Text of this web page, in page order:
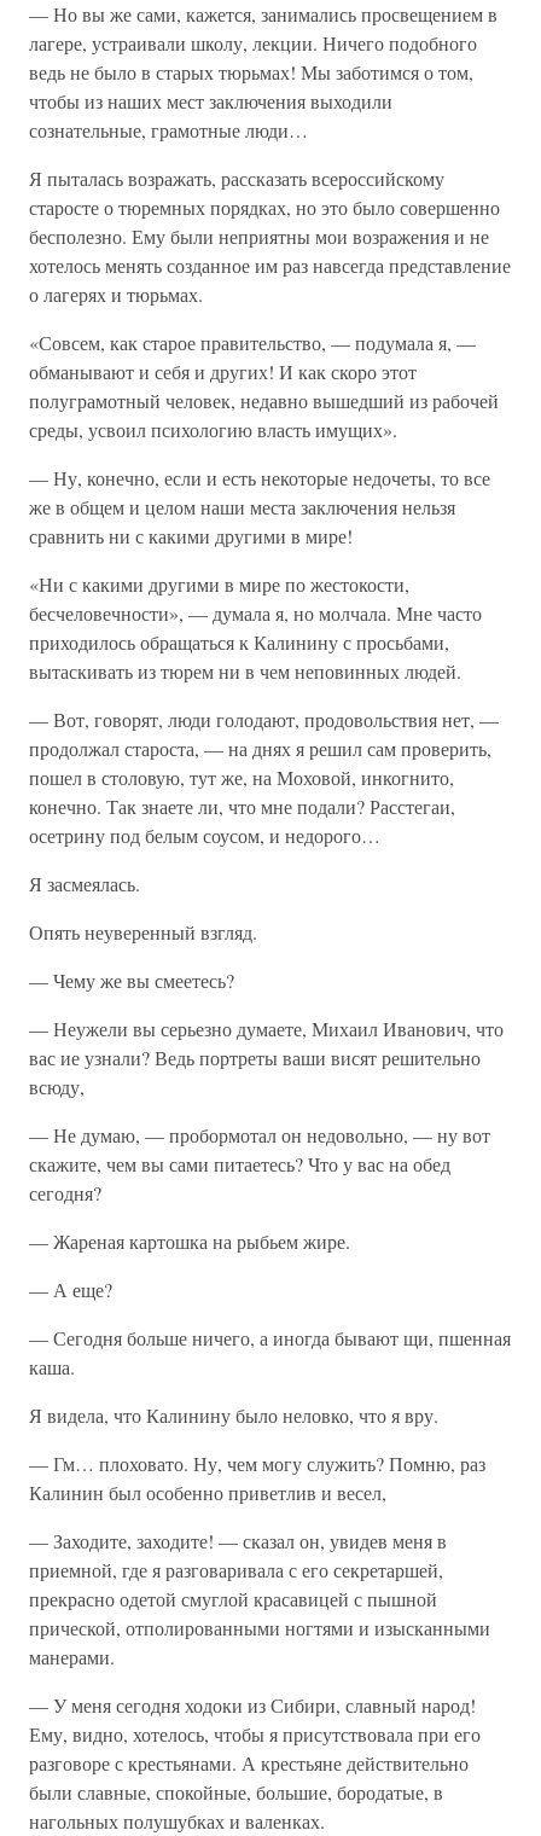
— Но вы же сами, кажется, занимались просвещением в
лагере, устраивали школу, лекции. Ничего подобного
ведь не было в старых тюрьмах! Мы заботимся о том,
чтобы из наших мест заключения выходили
сознательные, грамотные люди…
Я пыталась возражать, рассказать всероссийскому
старосте о тюремных порядках, но это было совершенно
бесполезно. Ему были неприятны мои возражения и не
хотелось менять созданное им раз навсегда представление
о лагерях и тюрьмах.
«Совсем, как старое правительство, — подумала я, —
обманывают и себя и других! И как скоро этот
полуграмотный человек, недавно вышедший из рабочей
среды, усвоил психологию власть имущих».
— Ну, конечно, если и есть некоторые недочеты, то все
же в общем и целом наши места заключения нельзя
сравнить ни с какими другими в мире!
«Ни с какими другими в мире по жестокости,
бесчеловечности», — думала я, но молчала. Мне часто
приходилось обращаться к Калинину с просьбами,
вытаскивать из тюрем ни в чем неповинных людей.
— Вот, говорят, люди голодают, продовольствия нет, —
продолжал староста, — на днях я решил сам проверить,
пошел в столовую, тут же, на Моховой, инкогнито,
конечно. Так знаете ли, что мне подали? Расстегаи,
осетрину под белым соусом, и недорого…
Я засмеялась.
Опять неуверенный взгляд.
— Чему же вы смеетесь?
— Неужели вы серьезно думаете, Михаил Иванович, что
вас ие узнали? Ведь портреты ваши висят решительно
всюду,
— Не думаю, — пробормотал он недовольно, — ну вот
скажите, чем вы сами питаетесь? Что у вас на обед
сегодня?
— Жареная картошка на рыбьем жире.
— А еще?
— Сегодня больше ничего, а иногда бывают щи, пшенная
каша.
Я видела, что Калинину было неловко, что я вру.
— Гм… плоховато. Ну, чем могу служить? Помню, раз
Калинин был особенно приветлив и весел,
— Заходите, заходите! — сказал он, увидев меня в
приемной, где я разговаривала с его секретаршей,
прекрасно одетой смуглой красавицей с пышной
прической, отполированными ногтями и изысканными
манерами.
— У меня сегодня ходоки из Сибири, славный народ!
Ему, видно, хотелось, чтобы я присутствовала при его
разговоре с крестьянами. А крестьяне действительно
были славные, спокойные, большие, бородатые, в
нагольных полушубках и валенках.